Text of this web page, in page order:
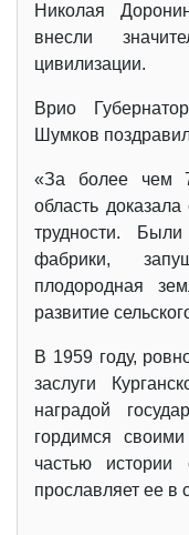
Николая
внесли
цивилизации.
Врио
Шумков
«За более чем
область
трудности.
фабрики,
плодородная
развитие
В 1959 году,
заслуги
наградой
гордимся
частью истории
прославляет ее в